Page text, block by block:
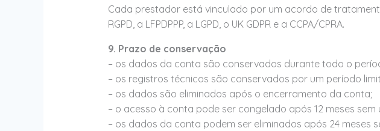
Cada prestador está vinculado por um acordo de
RGPD, a LFPDPPP, a LGPD, o UK GDPR e a CCPA/CPRA.
9. Prazo de conservação
– os dados da conta são conservados durante todo o
– os registros técnicos são conservados por um período
– os dados são eliminados após o encerramento da conta;
– o acesso à conta pode ser congelado após 12 meses
– os dados da conta podem ser eliminados após 24 meses